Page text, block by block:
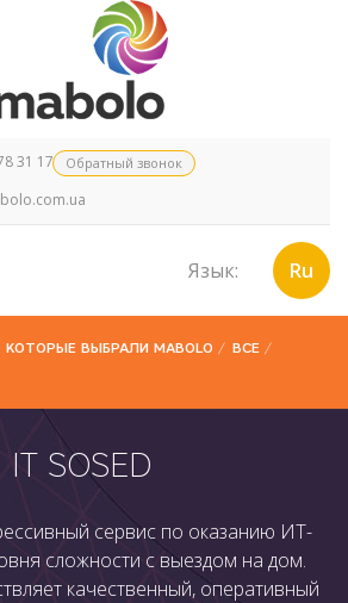
31 17 Обратный звонок
Язык: Ru
ВЫБРАЛИ MABOLO / ВСЕ /
IT SOSED
сервис по оказанию ИТ-
сложности с выездом на дом.
качественный, оперативный